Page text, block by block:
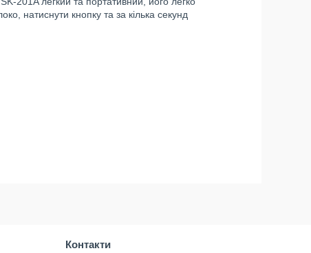
натиснути кнопку та за кілька секунд
Контакти